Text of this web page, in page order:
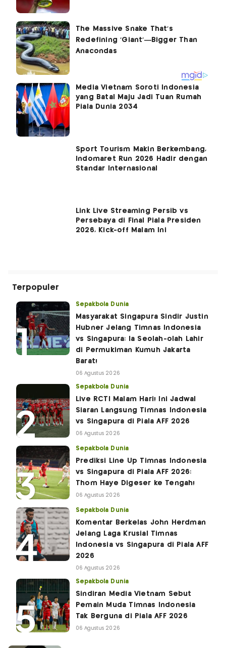
Media Vietnam Soroti Indonesia
yang Batal Maju Jadi Tuan Rumah
Piala Dunia 2034
Sport Tourism Makin Berkembang,
Indomaret Run 2026 Hadir dengan
Standar Internasional
Link Live Streaming Persib vs
Persebaya di Final Piala Presiden
2026, Kick-off Malam Ini
Terpopuler
Sepakbola Dunia
Masyarakat Singapura Sindir Justin
Hubner Jelang Timnas Indonesia
vs Singapura: Ia Seolah-olah Lahir
di Permukiman Kumuh Jakarta
Barat!
06 Agustus 2026
Sepakbola Dunia
Live RCTI Malam Hari! Ini Jadwal
Siaran Langsung Timnas Indonesia
vs Singapura di Piala AFF 2026
06 Agustus 2026
Sepakbola Dunia
Prediksi Line Up Timnas Indonesia
vs Singapura di Piala AFF 2026:
Thom Haye Digeser ke Tengah!
06 Agustus 2026
Sepakbola Dunia
Komentar Berkelas John Herdman
Jelang Laga Krusial Timnas
Indonesia vs Singapura di Piala AFF
2026
06 Agustus 2026
Sepakbola Dunia
Sindiran Media Vietnam Sebut
Pemain Muda Timnas Indonesia
Tak Berguna di Piala AFF 2026
06 Agustus 2026